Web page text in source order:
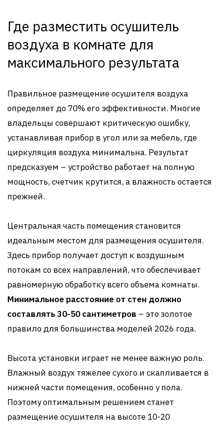
Где разместить осушитель
воздуха в комнате для
максимального результата
Правильное размещение осушителя воздуха
определяет до 70% его эффективности. Многие
владельцы совершают критическую ошибку,
устанавливая прибор в угол или за мебель, где
циркуляция воздуха минимальна. Результат
предсказуем – устройство работает на полную
мощность, счетчик крутится, а влажность остается
прежней.
Центральная часть помещения становится
идеальным местом для размещения осушителя.
Здесь прибор получает доступ к воздушным
потокам со всех направлений, что обеспечивает
равномерную обработку всего объема комнаты.
Минимальное расстояние от стен должно
составлять 30-50 сантиметров – это золотое
правило для большинства моделей 2026 года.
Высота установки играет не менее важную роль.
Влажный воздух тяжелее сухого и скапливается в
нижней части помещения, особенно у пола.
Поэтому оптимальным решением станет
размещение осушителя на высоте 10-20